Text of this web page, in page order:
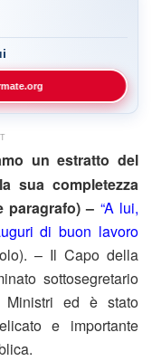
un estratto del
sua completezza
paragrafo) – “A lui,
di buon lavoro
– Il Capo della
sottosegretario
Ministri ed è stato
e importante